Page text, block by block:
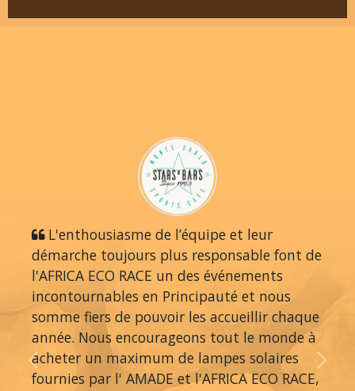
L'enthousiasme de l’équipe et leur
démarche toujours plus responsable font de
l'AFRICA ECO RACE un des événements
incontournables en Principauté et nous
somme fiers de pouvoir les accueillir chaque
année. Nous encourageons tout le monde à
acheter un maximum de lampes solaires
fournies par l' AMADE et l'AFRICA ECO RACE,
Previous Next